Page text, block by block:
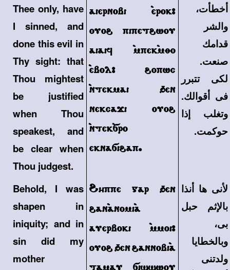
Thee only, have
I sinned, and
done this evil in
Thy sight: that
Thou mightest
be justified
when Thou
speakest, and
be clear when
Thou judgest.
aiernobi `erok>
ouo\ pipet\wou
aiaif `mpek`mqo
`ebol> \opwc
`ntekmai 'en
nekcaji ouo\
`ntek`sro
eknasi\ap.
أخطأت،
والشر
قدامك
صنعت.
لكى تتبرر
فى أقوالك.
وتغلب إذا
حوكمت.
Behold, I was
shapen in
iniquity; and in
sin did my
mother
|hppe gar 'en
\an`anomi`a
auerboki `mmoi>
ouo\ 'en \annobi`a
لأنى ها أنذا
بالإثم حبل
بى،
وبالخطايا
ولدتنى